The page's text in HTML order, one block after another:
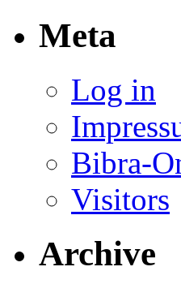
Meta
Log in
Bibra-
Visitors
Archive